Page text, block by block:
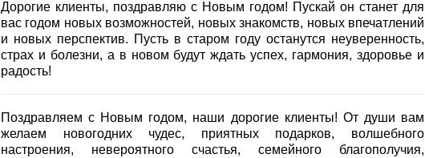
Дорогие клиенты, поздравляю с Новым годом! Пускай он станет для
вас годом новых возможностей, новых знакомств, новых впечатлений
и новых перспектив. Пусть в старом году останутся неуверенность,
страх и болезни, а в новом будут ждать успех, гармония, здоровье и
радость!
Поздравляем с Новым годом, наши дорогие клиенты! От души вам
желаем новогодних чудес, приятных подарков, волшебного
настроения, невероятного счастья, семейного благополучия,